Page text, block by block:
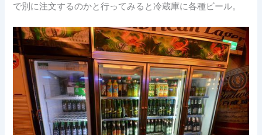
で別に注文するのかと行ってみると冷蔵庫に各種ビール。